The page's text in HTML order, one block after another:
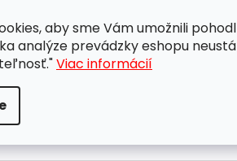
aby sme Vám umožnili
analýze prevádzky eshopu
Viac informácií
OBCHODNÉ PODMIENKY